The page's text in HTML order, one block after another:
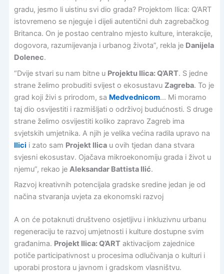
gradu, jesmo li uistinu svi dio grada? Projektom Ilica: Q’ART
istovremeno se njeguje i dijeli autentični duh zagrebačkog
Britanca. On je postao centralno mjesto kulture, interakcije,
dogovora, razumijevanja i urbanog života”, rekla je Danijela
Dolenec.
“Dvije stvari su nam bitne u Projektu Ilica: Q’ART. S jedne
strane želimo probuditi svijest o ekosustavu Zagreba. To je
grad koji živi s prirodom, sa Medvednicom… Mi moramo
taj dio osvijestiti i razmišljati o održivoj budućnosti. S druge
strane želimo osvijestiti koliko zapravo Zagreb ima
svjetskih umjetnika. A njih je velika većina radila upravo na
Ilici i zato sam Projekt Ilicau ovih tjedan dana stvara
svjesni ekosustav. Ojačava mikroekonomiju grada i život u
njemu”, rekao je Aleksandar Battista Ilić.
Razvoj kreativnih potencijala gradske sredine jedan je od
načina stvaranja uvjeta za ekonomski razvoj
A on će potaknuti društveno osjetljivu i inkluzivnu urbanu
regeneraciju te razvoj umjetnosti i kulture dostupne svim
građanima. Projekt Ilica: Q’ARTaktivacijom zajednice
potiče participativnost u procesima odlučivanja o kulturi i
uporabi prostora u javnom i gradskom vlasništvu.